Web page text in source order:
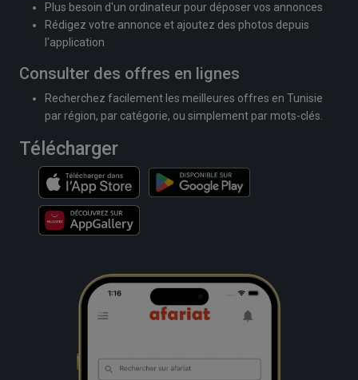
Plus besoin d'un ordinateur pour déposer vos annonces
Rédigez votre annonce et ajoutez des photos depuis
l'application
Consulter des offres en lignes
Recherchez facilement les meilleures offres en Tunisie
par région, par catégorie, ou simplement par mots-clés.
Télécharger